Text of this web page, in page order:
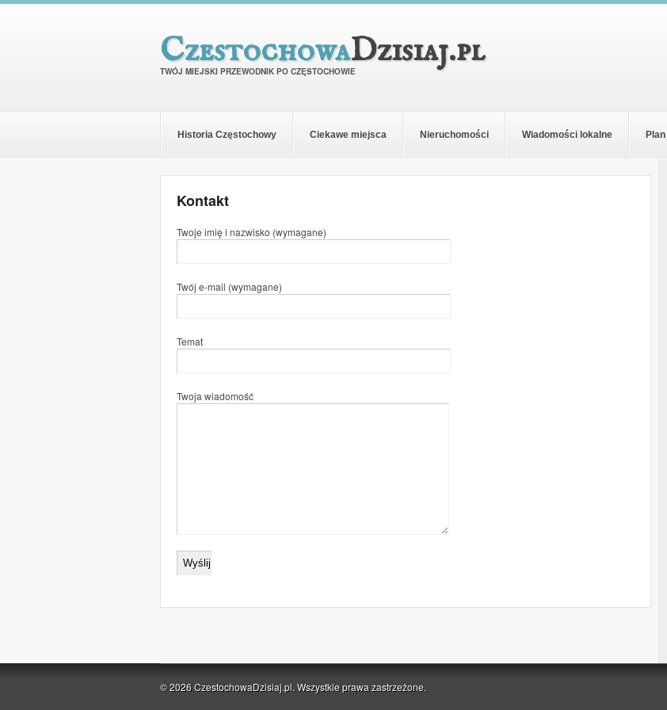
CzestochowaDzisiaj.pl
TWÓJ MIEJSKI PRZEWODNIK PO CZĘSTOCHOWIE
Historia Częstochowy Ciekawe miejsca Nieruchomości Wiadomości lokalne
Kontakt
Twoje imię i nazwisko (wymagane)
Twój e-mail (wymagane)
Temat
Twoja wiadomość
© 2026 CzestochowaDzisiaj.pl. Wszystkie prawa zastrzeżone.